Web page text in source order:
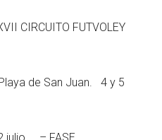
CIRCUITO FUTVOLEY
de San Juan. 4 y 5